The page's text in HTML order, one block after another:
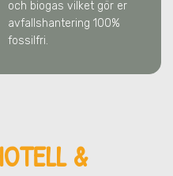
och biogas vilket gör er
avfallshantering 100%
fossilfri.
&